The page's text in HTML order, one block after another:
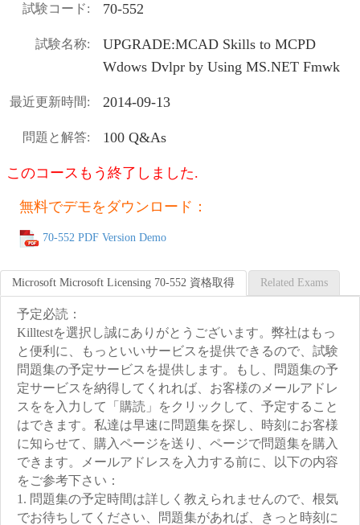
試験コード: 70-552
試験名称:
UPGRADE:MCAD Skills to MCPD
Wdows Dvlpr by Using MS.NET Fmwk
最近更新時間: 2014-09-13
問題と解答: 100 Q&As
このコースもう終了しました.
無料でデモをダウンロード：
70-552 PDF Version Demo
Microsoft Microsoft Licensing 70-552 資格取得 Related Exams
予定必読：
Killtestを選択し誠にありがとうございます。弊社はもっ
と便利に、もっといいサービスを提供できるので、試験
問題集の予定サービスを提供します。もし、問題集の予
定サービスを納得してくれれば、お客様のメールアドレ
スをを入力して「購読」をクリックして、予定すること
はできます。私達は早速に問題集を探し、時刻にお客様
に知らせて、購入ページを送り、ページで問題集を購入
できます。メールアドレスを入力する前に、以下の内容
をご参考下さい：
1. 問題集の予定時間は詳しく教えられませんので、根気
でお待ちしてください、問題集があれば、きっと時刻に